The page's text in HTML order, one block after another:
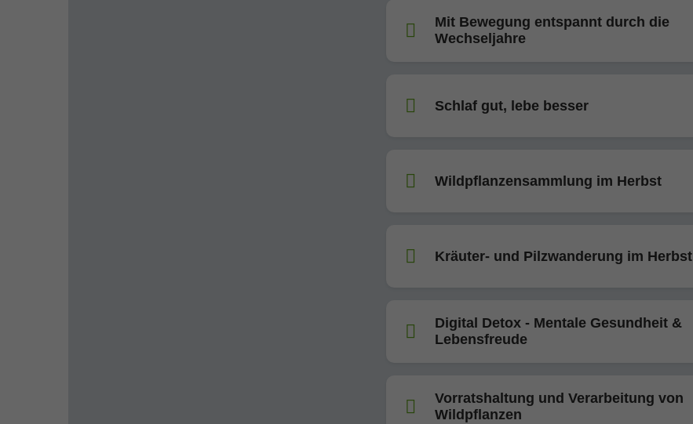
Mit Bewegung entspannt durch die
Wechseljahre
Schlaf gut, lebe besser
Wildpflanzensammlung im Herbst
Kräuter- und Pilzwanderung im Herbst
Digital Detox - Mentale Gesundheit &
Lebensfreude
Vorratshaltung und Verarbeitung von
Wildpflanzen